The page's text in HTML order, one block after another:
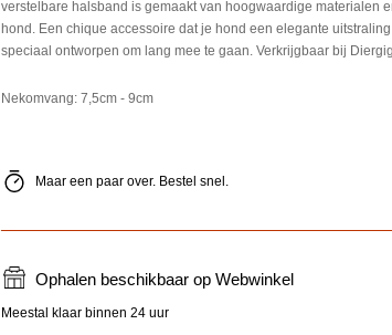
Zwart/Zilver
-
35cmx15mm
Zwart/Zilver
-
35cmx15mm
verstelbare halsband is gemaakt van hoogwaardige materialen
hond. Een chique accessoire dat je hond een elegante
speciaal ontworpen om lang mee te gaan. Verkrijgbaar bij
Nekomvang: 7,5cm - 9cm
Maar een paar over. Bestel snel.
Ophalen beschikbaar op Webwinkel
Meestal klaar binnen 24 uur